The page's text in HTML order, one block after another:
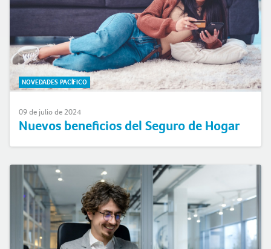
NOVEDADES PACÍFICO
09 de julio de 2024
Nuevos beneficios del Seguro de Hogar